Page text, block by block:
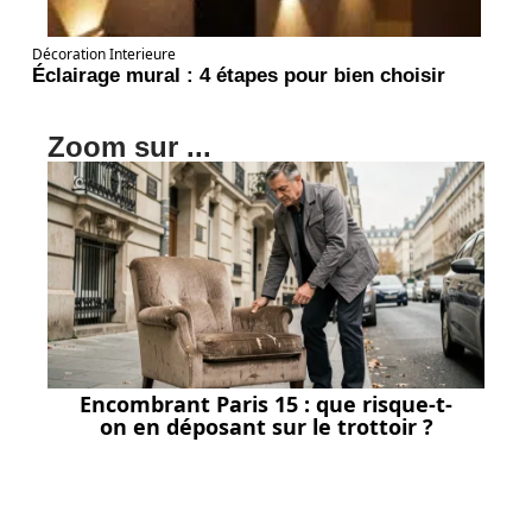
Décoration Interieure
Éclairage mural : 4 étapes pour bien choisir
Zoom sur ...
Encombrant Paris 15 : que risque-t-
on en déposant sur le trottoir ?